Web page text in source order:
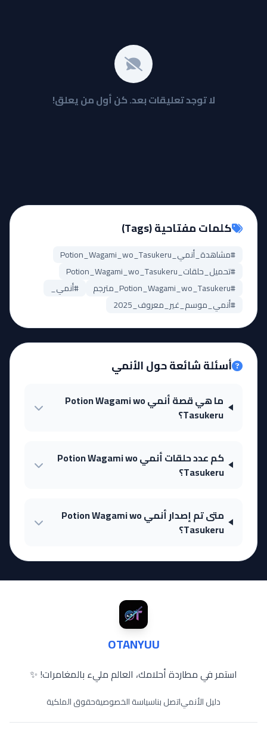
لا توجد تعليقات بعد. كن أول من يعلق!
كلمات مفتاحية (Tags)
#مشاهدة_أنمي_Potion_Wagami_wo_Tasukeru
#تحميل_حلقات_Potion_Wagami_wo_Tasukeru
#Potion_Wagami_wo_Tasukeru_مترجم
#أنمي_
#أنمي_موسم_غير_معروف_2025
أسئلة شائعة حول الأنمي
ما هي قصة أنمي Potion Wagami wo
Tasukeru؟
كم عدد حلقات أنمي Potion Wagami wo
Tasukeru؟
متى تم إصدار أنمي Potion Wagami wo
Tasukeru؟
OTANYUU
استمر في مطاردة أحلامك، العالم مليء بالمغامرات! ✨
دليل الأنمياتصل بناسياسة الخصوصيةحقوق الملكية